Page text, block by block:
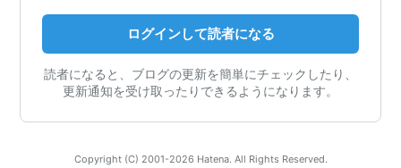
ログインして読者になる
読者になると、ブログの更新を簡単にチェックしたり、
更新通知を受け取ったりできるようになります。
Copyright (C) 2001-2026 Hatena. All Rights Reserved.